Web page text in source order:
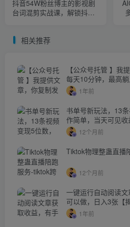
抖音54W粉丝博主的影视剧
台词混剪实战课，解锁抖音
相关推荐
【公众号托管 】我
每天10分钟，最高躺
1年前
书单号新玩法，13
作简单，当天可见收
12个月前
Tiktok物理整蛊直播
12个月前
一键运行自动阅读
可以做，日入3张【
1年前